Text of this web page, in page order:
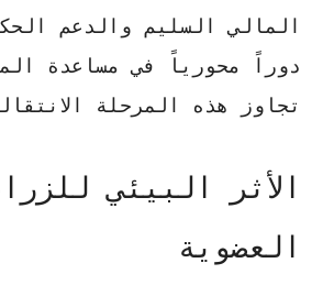
المالي السليم والدعم
دوراً محورياً في مساعدة
تجاوز هذه المرحلة
الأثر البيئي
العضوية